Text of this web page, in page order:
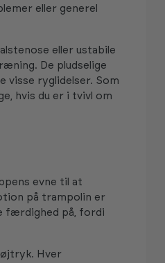
eller generel
eller ustabile
De pludselige
ryglidelser. Som
hvis du er i tvivl om
evne til at
på trampolin er
færdighed på, fordi
Hver